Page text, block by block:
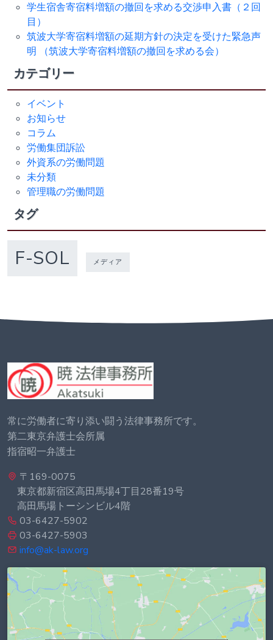
学生宿舎寄宿料増額の撤回を求める交渉申入書（２回
目）
筑波大学寄宿料増額の延期方針の決定を受けた緊急声
明 （筑波大学寄宿料増額の撤回を求める会）
カテゴリー
イベント
お知らせ
コラム
労働集団訴訟
外資系の労働問題
未分類
管理職の労働問題
タグ
F-SOL メディア
常に労働者に寄り添い闘う法律事務所です。
第二東京弁護士会所属
指宿昭一弁護士
〒169-0075
東京都新宿区高田馬場4丁目28番19号
高田馬場トーシンビル4階
03-6427-5902
03-6427-5903
info@ak-law.org